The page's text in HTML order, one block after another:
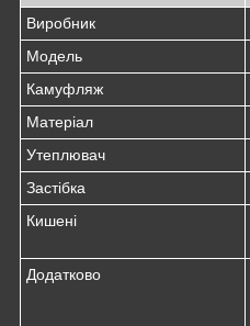
Виробник
Модель
Камуфляж
Матеріал
Утеплювач
Застібка
Кишені
Додатково